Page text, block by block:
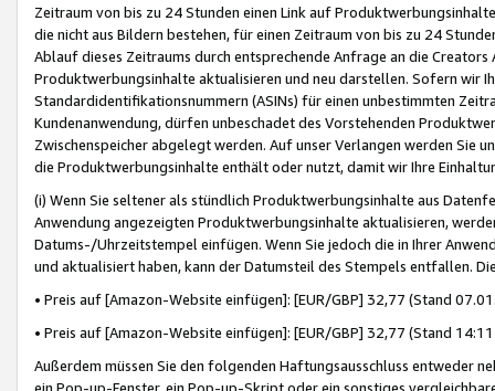
Zeitraum von bis zu 24 Stunden einen Link auf
die nicht aus Bildern bestehen, für einen Zeitraum von bis zu 24
Ablauf dieses Zeitraums durch entsprechende Anfrage an die
Produktwerbungsinhalte aktualisieren und neu darstellen. Sofern wir
Standardidentifikationsnummern (ASINs) für einen unbestimmten
Kundenanwendung, dürfen unbeschadet des Vorstehenden
Zwischenspeicher abgelegt werden. Auf unser Verlangen werden Sie
die Produktwerbungsinhalte enthält oder nutzt, damit wir Ihre
(i) Wenn Sie seltener als stündlich Produktwerbungsinhalte aus
Anwendung angezeigten Produktwerbungsinhalte aktualisieren,
Datums-/Uhrzeitstempel einfügen. Wenn Sie jedoch die in Ihrer
und aktualisiert haben, kann der Datumsteil des Stempels entfallen.
• Preis auf [Amazon-Website einfügen]: [EUR/GBP] 32,77 (Stand
• Preis auf [Amazon-Website einfügen]: [EUR/GBP] 32,77 (Stand
Außerdem müssen Sie den folgenden Haftungsausschluss entweder
ein Pop-up-Fenster, ein Pop-up-Skript oder ein sonstiges